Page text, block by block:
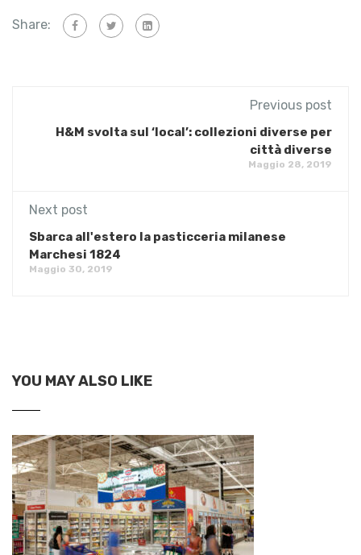
Share:
Previous post
H&M svolta sul ‘local’: collezioni diverse per
città diverse
Maggio 28, 2019
Next post
Sbarca all'estero la pasticceria milanese
Marchesi 1824
Maggio 30, 2019
YOU MAY ALSO LIKE